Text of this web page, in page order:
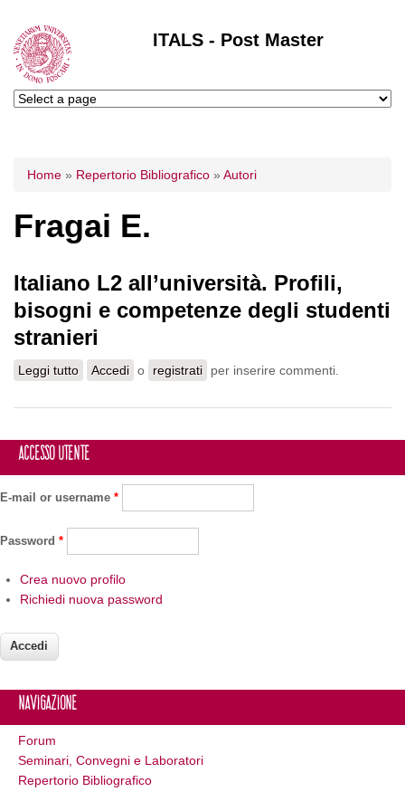
ITALS - Post Master
Tu sei qui
Home » Repertorio Bibliografico » Autori
Fragai E.
Italiano L2 all’università. Profili,
bisogni e competenze degli studenti
stranieri
Leggi tutto su Italiano L2 all’università. Profili, bisogni e competenze
Accedi o registrati per inserire commenti.
Accesso utente
E-mail or username *
Password *
Crea nuovo profilo
Richiedi nuova password
Navigazione
Forum
Seminari, Convegni e Laboratori
Repertorio Bibliografico